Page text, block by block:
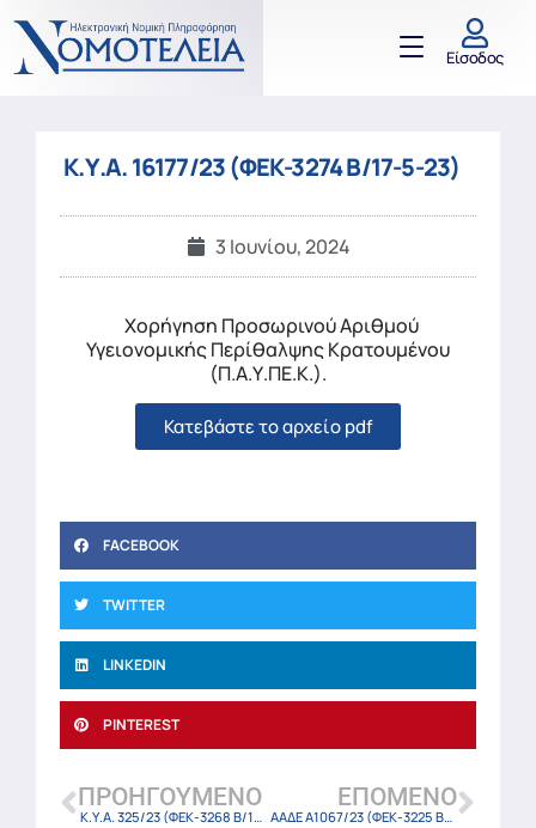
Είσοδος
Κ.Υ.Α. 16177/23 (ΦΕΚ-3274 Β/17-5-23)
3 Ιουνίου, 2024
Χορήγηση Προσωρινού Αριθμού
Υγειονομικής Περίθαλψης Κρατουμένου
(Π.Α.Υ.ΠΕ.Κ.).
Κατεβάστε το αρχείο pdf
FACEBOOK
TWITTER
LINKEDIN
PINTEREST
ΠΡΟΗΓΟΎΜΕΝΟ
Κ.Υ.Α. 325/23 (ΦΕΚ-3268 Β/17-5-23)
ΕΠΌΜΕΝΟ
ΑΑΔΕ Α1067/23 (ΦΕΚ-3225 Β/17-5-23)